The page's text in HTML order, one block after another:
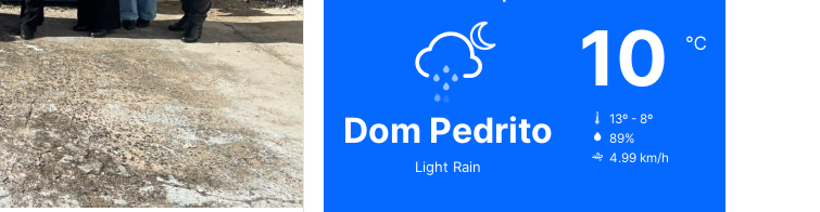
Dom Pedrito
Light Rain
10 ℃
13º - 8º
89%
4.99 km/h